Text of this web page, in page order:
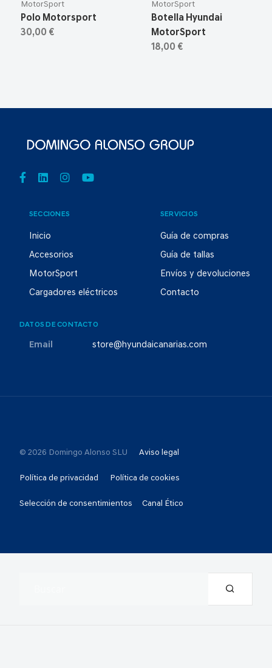
MotorSport
Polo Motorsport
30,00 €
MotorSport
Botella Hyundai
MotorSport
18,00 €
SECCIONES
Inicio
Accesorios
MotorSport
Cargadores eléctricos
SERVICIOS
Guía de compras
Guía de tallas
Envíos y devoluciones
Contacto
DATOS DE CONTACTO
Email store@hyundaicanarias.com
© 2026 Domingo Alonso SLU Aviso legal
Política de privacidad Política de cookies
Selección de consentimientos Canal Ético